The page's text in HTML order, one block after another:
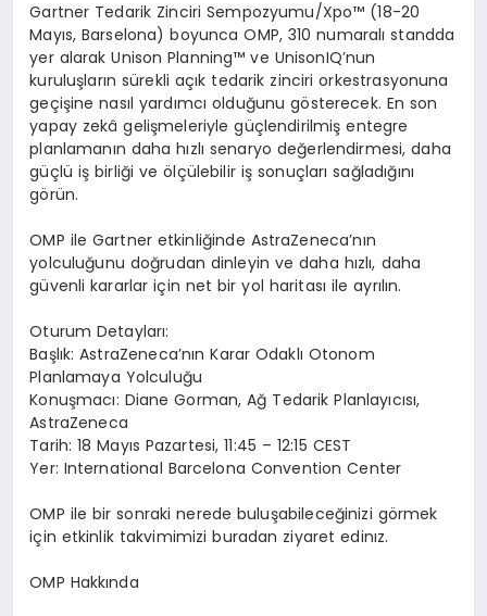
Gartner Tedarik Zinciri Sempozyumu/Xpo™ (18-20
Mayıs, Barselona) boyunca OMP, 310 numaralıstandda
yer alarak Unison Planning™ve UnisonIQ’nun
kuruluşların sürekli açık tedarik zinciri orkestrasyonuna
geçişine nasıl yardımcıolduğunu gösterecek. En son
yapay zekâgelişmeleriyle güçlendirilmişentegre
planlamanın daha hızlı senaryo değerlendirmesi, daha
güçlü işbirliği veölçülebilir işsonuçlarısağladığını
görün.
OMP ile Gartner etkinliğinde AstraZeneca’nın
yolculuğunu doğrudan dinleyin ve daha hızlı, daha
güvenli kararlar için net bir yol haritası ile ayrılın.
OturumDetayları:
Başlık: AstraZeneca’nın Karar Odaklı Otonom
Planlamaya Yolculuğu
Konuşmacı: Diane Gorman, Ağ Tedarik Planlayıcısı,
AstraZeneca
Tarih: 18 Mayıs Pazartesi, 11:45 – 12:15 CEST
Yer: International Barcelona Convention Center
OMP ile bir sonraki nerede buluşabileceğinizi görmek
için etkinlik takvimimizi buradan ziyaret edinız.
OMP Hakkında